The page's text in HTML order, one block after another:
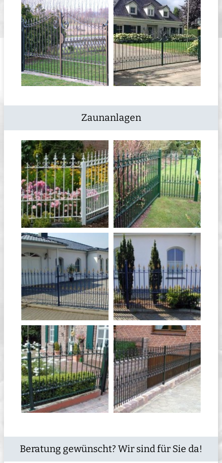
Zaunanlagen
Beratung gewünscht? Wir sind für Sie da!